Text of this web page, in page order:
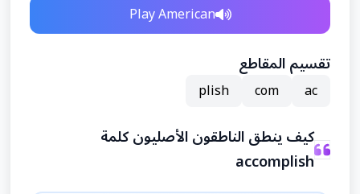
Play American
تقسيم المقاطع
ac
com
plish
كيف ينطق الناطقون الأصليون كلمة
accomplish